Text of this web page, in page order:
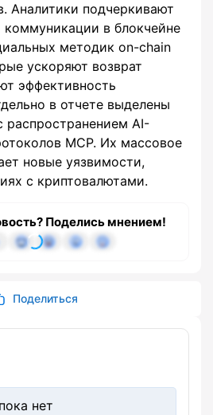
Аналитики подчеркивают
в блокчейне
методик on-chain
ускоряют возврат
эффективность
в отчете выделены
распространением AI-
MCP. Их массовое
новые уязвимости,
с криптовалютами.
Поделись мнением!
Поделиться
нет